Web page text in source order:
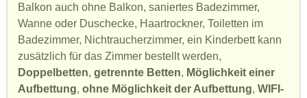
Balkon auch ohne Balkon, saniertes Badezimmer,
Wanne oder Duschecke, Haartrockner, Toiletten im
Badezimmer, Nichtraucherzimmer, ein Kinderbett kann
zusätzlich für das Zimmer bestellt werden,
Doppelbetten, getrennte Betten, Möglichkeit einer
Aufbettung, ohne Möglichkeit der Aufbettung, WIFI-